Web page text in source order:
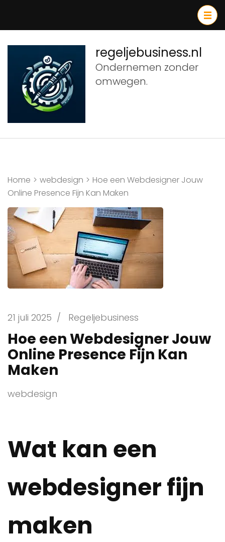
inhoud
(druk
Enter)
regeljebusiness.nl
Ondernemen zonder
omwegen.
Home > webdesign > Hoe een Webdesigner Jouw
Online Presence Fijn Kan Maken
21 juli 2025 / Regeljebusiness
Hoe een Webdesigner Jouw
Online Presence Fijn Kan
Maken
webdesign
Wat kan een
webdesigner fijn
maken